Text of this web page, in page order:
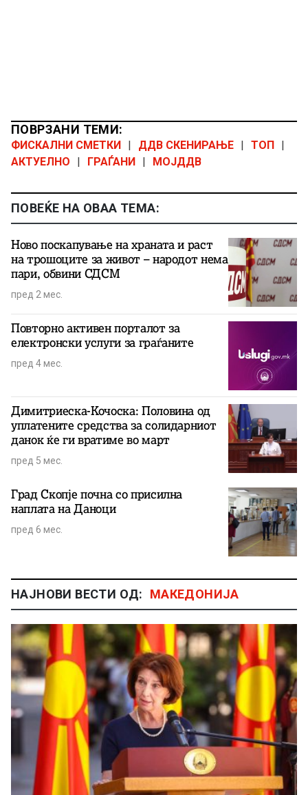
ПОВРЗАНИ ТЕМИ:
ФИСКАЛНИ СМЕТКИ | ДДВ СКЕНИРАЊЕ | ТОП |
АКТУЕЛНО
| ГРАЃАНИ | МОЈДДВ
ПОВЕЌЕ НА ОВАА ТЕМА:
Ново поскапување на храната и раст
на трошоците за живот – народот нема
пари, обвини СДСМ
пред 2 мес.
Повторно активен порталот за
електронски услуги за граѓаните
пред 4 мес.
Димитриеска-Кочоска: Половина од
уплатените средства за солидарниот
данок ќе ги вратиме во март
пред 5 мес.
Град Скопје почна со присилна
наплата на Даноци
пред 6 мес.
НАЈНОВИ ВЕСТИ ОД: МАКЕДОНИЈА